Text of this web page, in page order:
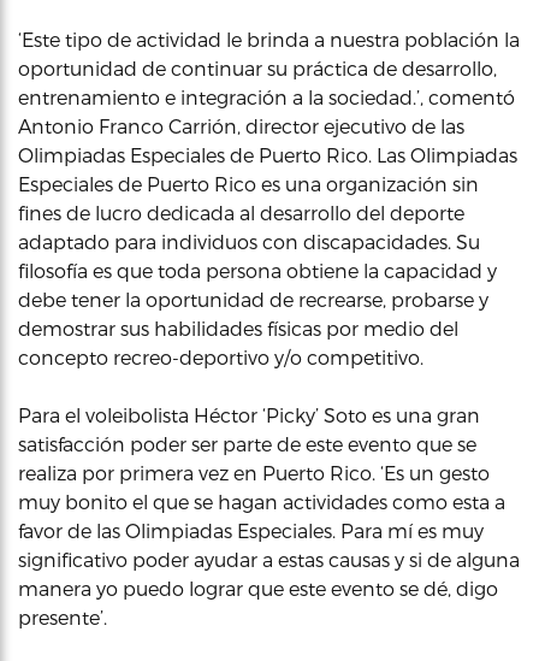
‘Este tipo de actividad le brinda a nuestra población la
oportunidad de continuar su práctica de desarrollo,
entrenamiento e integración a la sociedad.’, comentó
Antonio Franco Carrión, director ejecutivo de las
Olimpiadas Especiales de Puerto Rico. Las Olimpiadas
Especiales de Puerto Rico es una organización sin
fines de lucro dedicada al desarrollo del deporte
adaptado para individuos con discapacidades. Su
filosofía es que toda persona obtiene la capacidad y
debe tener la oportunidad de recrearse, probarse y
demostrar sus habilidades físicas por medio del
concepto recreo-deportivo y/o competitivo.
Para el voleibolista Héctor ‘Picky’ Soto es una gran
satisfacción poder ser parte de este evento que se
realiza por primera vez en Puerto Rico. ‘Es un gesto
muy bonito el que se hagan actividades como esta a
favor de las Olimpiadas Especiales. Para mí es muy
significativo poder ayudar a estas causas y si de alguna
manera yo puedo lograr que este evento se dé, digo
presente’.